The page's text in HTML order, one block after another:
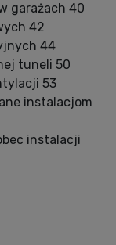
garażach 40
42
44
tuneli 50
53
instalacjom
instalacji